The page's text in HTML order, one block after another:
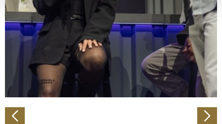
Erfahren Sie mehr darüber, wie Ihre persönlichen Daten
verarbeitet werden, und legen Sie Ihre Präferenzen im
Abschnitt Einzelheiten
fest.
Wir verwenden Cookies, um Inhalte und Anzeigen zu
personalisieren, Funktionen für soziale Medien anbieten
zu können und die Zugriffe auf unsere Website zu
analysieren. Außerdem geben wir Informationen zu Ihrer
Verwendung unserer Website an unsere Partner für
soziale Medien, Werbung und Analysen weiter. Unsere